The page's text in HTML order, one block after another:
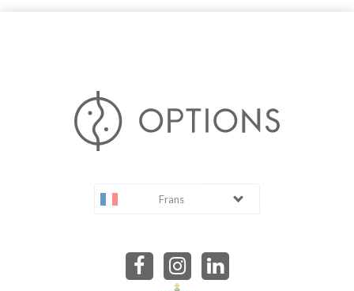
Frans